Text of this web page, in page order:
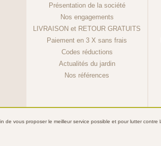
Présentation de la société
Nos engagements
LIVRAISON et RETOUR GRATUITS
Paiement en 3 X sans frais
Codes réductions
Actualités du jardin
Nos références
de vous proposer le meilleur service possible et pour lutter